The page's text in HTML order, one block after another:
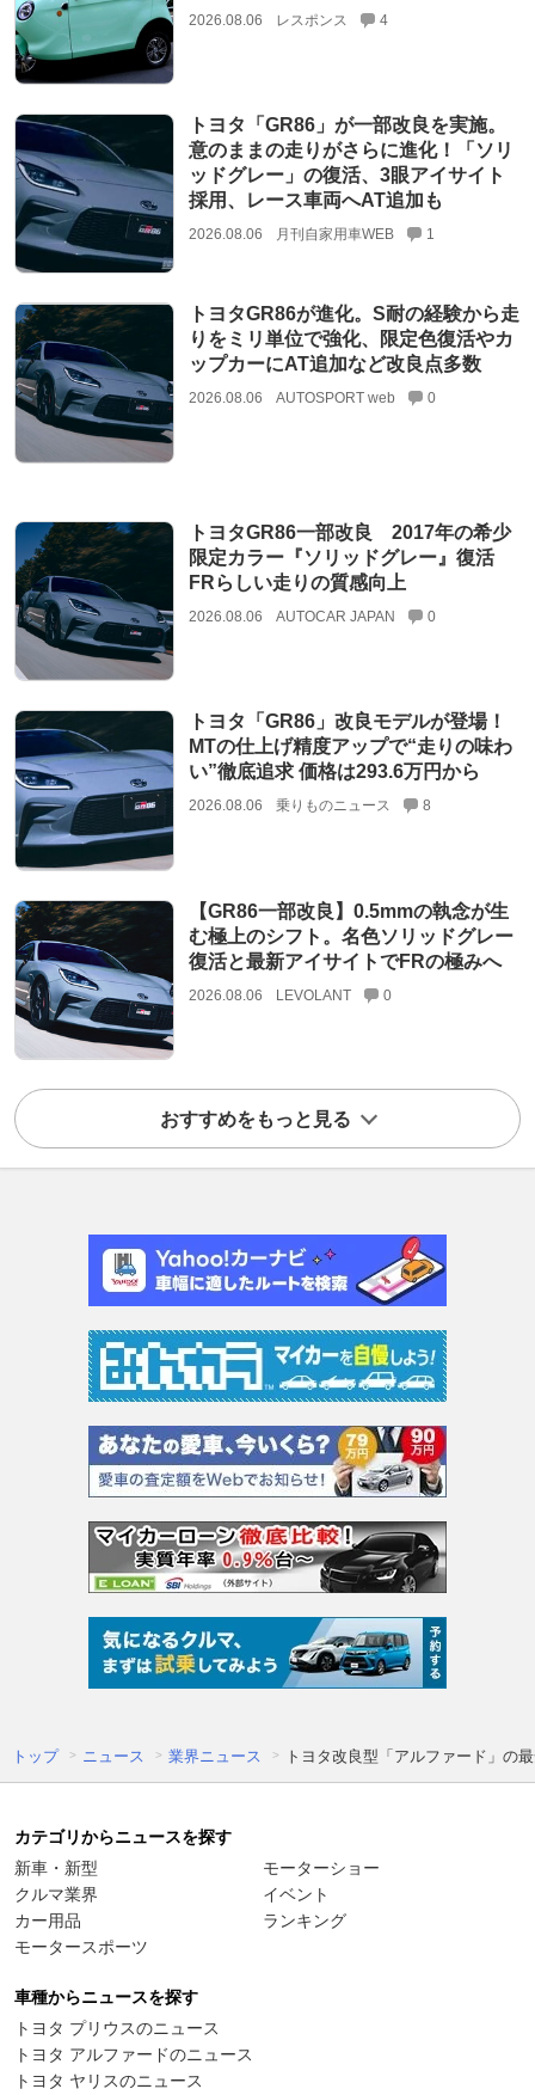
2026.08.06 レスポンス 4
トヨタ「GR86」が一部改良を実施。
意のままの走りがさらに進化！「ソリ
ッドグレー」の復活、3眼アイサイト
採用、レース車両へAT追加も
2026.08.06 月刊自家用車WEB 1
トヨタGR86が進化。S耐の経験から走
りをミリ単位で強化、限定色復活やカ
ップカーにAT追加など改良点多数
2026.08.06 AUTOSPORT web 0
トヨタGR86一部改良 2017年の希少
限定カラー『ソリッドグレー』復活
FRらしい走りの質感向上
2026.08.06 AUTOCAR JAPAN 0
トヨタ「GR86」改良モデルが登場！
MTの仕上げ精度アップで“走りの味わ
い”徹底追求 価格は293.6万円から
2026.08.06 乗りものニュース 8
【GR86一部改良】0.5mmの執念が生
む極上のシフト。名色ソリッドグレー
復活と最新アイサイトでFRの極みへ
2026.08.06 LEVOLANT 0
おすすめをもっと見る
トップ ニュース 業界ニュース トヨタ改良型「アルファード」の
カテゴリからニュースを探す
新車・新型
クルマ業界
カー用品
モータースポーツ
モーターショー
イベント
ランキング
車種からニュースを探す
トヨタ プリウスのニュース
トヨタ アルファードのニュース
トヨタ ヤリスのニュース